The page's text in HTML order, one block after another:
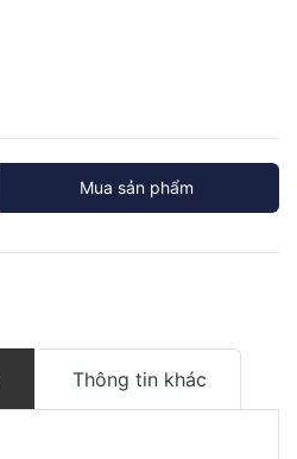
Mua sản phẩm
Thông tin khác